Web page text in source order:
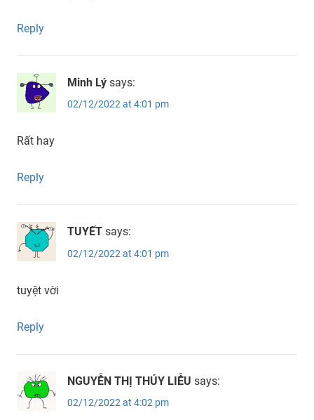
Reply
Minh Lý says:
02/12/2022 at 4:01 pm
Rất hay
Reply
TUYẾT says:
02/12/2022 at 4:01 pm
tuyệt vời
Reply
NGUYỄN THỊ THÚY LIỄU says:
02/12/2022 at 4:02 pm